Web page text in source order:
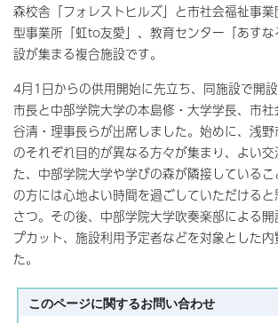
森校舎「フォレストヒルズ」と市社会福祉事
型事業所「虹to友愛」、教育センター「あす
設が集まる複合施設です。
4月1日からの供用開始に先立ち、同施設で開
市長と中部学院大学の本島修・大学学長、市
谷清・理事長らが出席しました。始めに、浅
のそれぞれ目的が異なる方々が集まり、よい
た、中部学院大学や学びの森が隣接している
の方には心地よい時間を過ごしていただける
さつ。その後、中部学院大学吹奏楽部による
プカット、施設利用予定者などを対象とした
た。
このページに関するお問い合わせ